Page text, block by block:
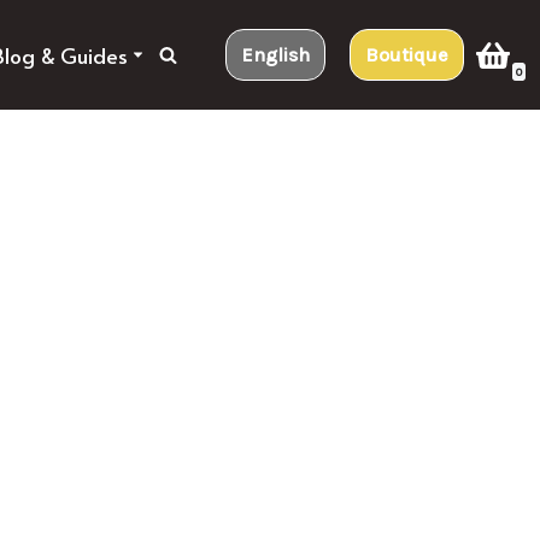
& Guides English Boutique
0